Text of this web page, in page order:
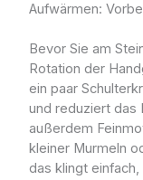
Aufwärmen:
Bevor Sie am
Rotation der
ein paar
und reduziert das
außerdem
kleiner Murmeln
das klingt